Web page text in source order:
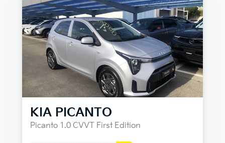
KIA PICANTO
Picanto 1.0 CVVT First Edition